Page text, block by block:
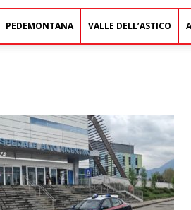
PEDEMONTANA VALLE DELL’ASTICO